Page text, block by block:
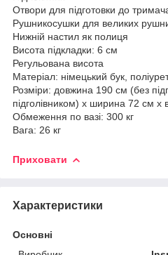
Отвори для підготовки до
Рушникосушки для великих
Нижній настил як полиця
Висота підкладки: 6 см
Регульована висота
Матеріал: німецький бук,
Розміри: довжина 190 см (без
підголівником) х ширина 72 см х
Обмеження по вазі: 300 кг
Вага: 26 кг
Приховати
Характеристики
Основні